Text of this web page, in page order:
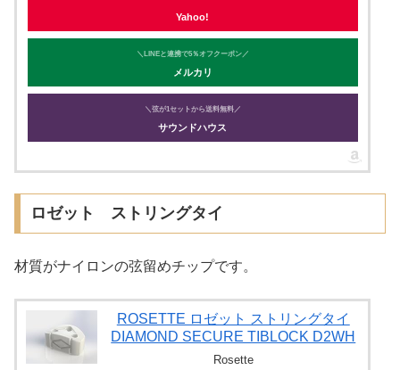
Yahoo!
＼LINEと連携で5％オフクーポン／
メルカリ
＼弦が1セットから送料無料／
サウンドハウス
ロゼット ストリングタイ
材質がナイロンの弦留めチップです。
ROSETTE ロゼット ストリングタイ
DIAMOND SECURE TIBLOCK D2WH
Rosette